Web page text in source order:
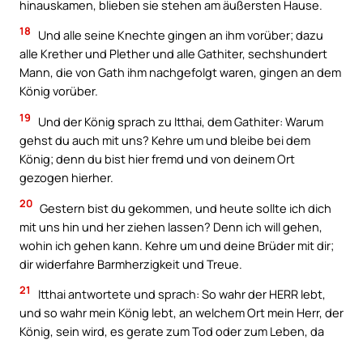
hinauskamen, blieben sie stehen am äußersten Hause.
18
Und alle seine Knechte gingen an ihm vorüber; dazu
alle Krether und Plether und alle Gathiter, sechshundert
Mann, die von Gath ihm nachgefolgt waren, gingen an dem
König vorüber.
19
Und der König sprach zu Itthai, dem Gathiter: Warum
gehst du auch mit uns? Kehre um und bleibe bei dem
König; denn du bist hier fremd und von deinem Ort
gezogen hierher.
20 Gestern bist du gekommen, und heute sollte ich dich
mit uns hin und her ziehen lassen? Denn ich will gehen,
wohin ich gehen kann. Kehre um und deine Brüder mit dir;
dir widerfahre Barmherzigkeit und Treue.
21
Itthai antwortete und sprach: So wahr der HERR lebt,
und so wahr mein König lebt, an welchem Ort mein Herr, der
König, sein wird, es gerate zum Tod oder zum Leben, da